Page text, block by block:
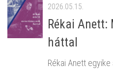
2026.05.15.
Rékai Anett:
háttal
Rékai Anett